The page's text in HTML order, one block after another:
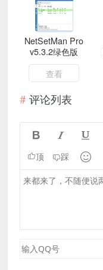
NetSetMan Pro
v5.3.2绿色版
查看
评论列表
  
顶 踩 